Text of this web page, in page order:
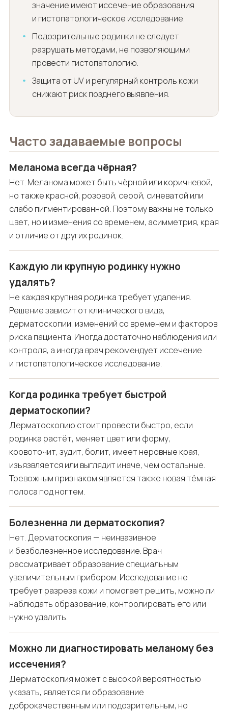
значение имеют иссечение образования
и гистопатологическое исследование.
Подозрительные родинки не следует
разрушать методами, не позволяющими
провести гистопатологию.
Защита от UV и регулярный контроль кожи
снижают риск позднего выявления.
Часто задаваемые вопросы
Меланома всегда чёрная?
Нет. Меланома может быть чёрной или коричневой,
но также красной, розовой, серой, синеватой или
слабо пигментированной. Поэтому важны не только
цвет, но и изменения со временем, асимметрия, края
и отличие от других родинок.
Каждую ли крупную родинку нужно
удалять?
Не каждая крупная родинка требует удаления.
Решение зависит от клинического вида,
дерматоскопии, изменений со временем и факторов
риска пациента. Иногда достаточно наблюдения или
контроля, а иногда врач рекомендует иссечение
и гистопатологическое исследование.
Когда родинка требует быстрой
дерматоскопии?
Дерматоскопию стоит провести быстро, если
родинка растёт, меняет цвет или форму,
кровоточит, зудит, болит, имеет неровные края,
изъязвляется или выглядит иначе, чем остальные.
Тревожным признаком является также новая тёмная
полоса под ногтем.
Болезненна ли дерматоскопия?
Нет. Дерматоскопия — неинвазивное
и безболезненное исследование. Врач
рассматривает образование специальным
увеличительным прибором. Исследование не
требует разреза кожи и помогает решить, можно ли
наблюдать образование, контролировать его или
нужно удалить.
Можно ли диагностировать меланому без
иссечения?
Дерматоскопия может с высокой вероятностью
указать, является ли образование
доброкачественным или подозрительным, но